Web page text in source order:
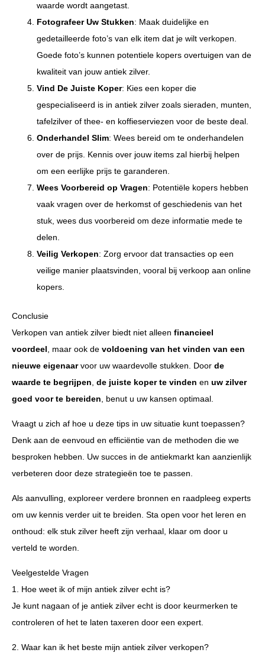
waarde wordt aangetast.
Fotografeer Uw Stukken: Maak duidelijke en
gedetailleerde foto’s van elk item dat je wilt verkopen.
Goede foto’s kunnen potentiele kopers overtuigen van de
kwaliteit van jouw antiek zilver.
Vind De Juiste Koper: Kies een koper die
gespecialiseerd is in antiek zilver zoals sieraden, munten,
tafelzilver of thee- en koffieserviezen voor de beste deal.
Onderhandel Slim: Wees bereid om te onderhandelen
over de prijs. Kennis over jouw items zal hierbij helpen
om een eerlijke prijs te garanderen.
Wees Voorbereid op Vragen: Potentiële kopers hebben
vaak vragen over de herkomst of geschiedenis van het
stuk, wees dus voorbereid om deze informatie mede te
delen.
Veilig Verkopen: Zorg ervoor dat transacties op een
veilige manier plaatsvinden, vooral bij verkoop aan online
kopers.
Conclusie
Verkopen van antiek zilver biedt niet alleen financieel
voordeel, maar ook de voldoening van het vinden van een
nieuwe eigenaarvoor uw waardevolle stukken. Door de
waarde te begrijpen, de juiste koper te vinden en uw zilver
goed voor te bereiden, benut u uw kansen optimaal.
Vraagt u zich af hoe u deze tips in uw situatie kunt toepassen?
Denk aan de eenvoud en efficiëntie van de methoden die we
besproken hebben. Uw succes in de antiekmarkt kan aanzienlijk
verbeteren door deze strategieën toe te passen.
Als aanvulling, exploreer verdere bronnen en raadpleeg experts
om uw kennis verder uit te breiden. Sta open voor het leren en
onthoud: elk stuk zilver heeft zijn verhaal, klaar om door u
verteld te worden.
Veelgestelde Vragen
1. Hoe weet ik of mijn antiek zilver echt is?
Je kunt nagaan of je antiek zilver echt is door keurmerken te
controleren of het te laten taxeren door een expert.
2. Waar kan ik het beste mijn antiek zilver verkopen?